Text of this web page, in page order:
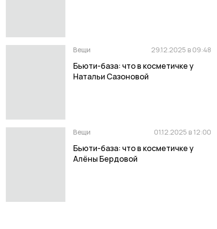
Вещи 29.12.2025 в 09:48
Бьюти-база: что в косметичке у
Натальи Сазоновой
Вещи 01.12.2025 в 12:00
Бьюти-база: что в косметичке у
Алёны Бердовой